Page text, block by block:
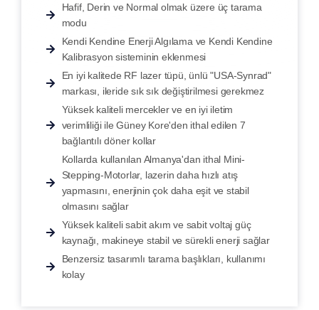
Hafif, Derin ve Normal olmak üzere üç tarama
modu
Kendi Kendine Enerji Algılama ve Kendi Kendine
Kalibrasyon sisteminin eklenmesi
En iyi kalitede RF lazer tüpü, ünlü "USA-Synrad"
markası, ileride sık sık değiştirilmesi gerekmez
Yüksek kaliteli mercekler ve en iyi iletim
verimliliği ile Güney Kore'den ithal edilen 7
bağlantılı döner kollar
Kollarda kullanılan Almanya'dan ithal Mini-
Stepping-Motorlar, lazerin daha hızlı atış
yapmasını, enerjinin çok daha eşit ve stabil
olmasını sağlar
Yüksek kaliteli sabit akım ve sabit voltaj güç
kaynağı, makineye stabil ve sürekli enerji sağlar
Benzersiz tasarımlı tarama başlıkları, kullanımı
kolay